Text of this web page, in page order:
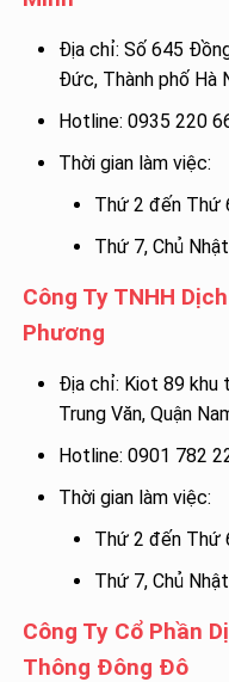
Địa chỉ: Số 645
Đức, Thành phố Hà
Hotline: 0935 220
Thời gian làm việc:
Thứ 2 đến Thứ
Thứ 7, Chủ
Công Ty TNHH
Phương
Địa chỉ: Kiot 89 khu
Trung Văn, Quận
Hotline: 0901 782
Thời gian làm việc:
Thứ 2 đến Thứ
Thứ 7, Chủ
Công Ty Cổ Phần
Thông Đông Đô